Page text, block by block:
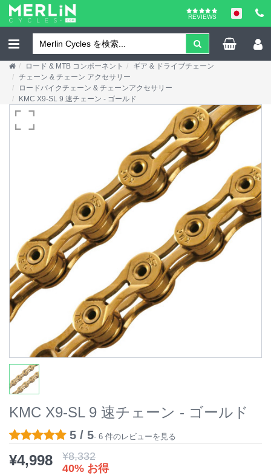
REVIEWS
ロード & MTB コンポーネント
ギア & ドライブチェーン
チェーン & チェーン アクセサリー
ロードバイクチェーン & チェーンアクセサリー
KMC X9-SL 9 速チェーン - ゴールド
KMC X9-SL 9 速チェーン - ゴールド
5 / 5- 6 件のレビューを見る
¥4,998 ¥8,332
40% お得